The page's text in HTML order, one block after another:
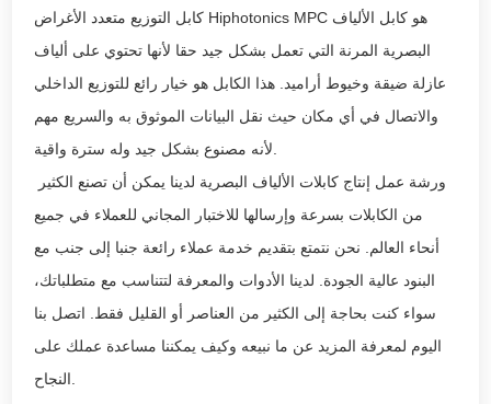
كابل التوزيع متعدد الأغراض Hiphotonics MPC هو كابل الألياف
البصرية المرنة التي تعمل بشكل جيد حقا لأنها تحتوي على ألياف
عازلة ضيقة وخيوط أراميد. هذا الكابل هو خيار رائع للتوزيع الداخلي
والاتصال في أي مكان حيث نقل البيانات الموثوق به والسريع مهم
ورشة عمل إنتاج كابلات الألياف البصرية لدينا يمكن أن تصنع الكثير
من الكابلات بسرعة وإرسالها للاختبار المجاني للعملاء في جميع
أنحاء العالم. نحن نتمتع بتقديم خدمة عملاء رائعة جنبا إلى جنب مع
البنود عالية الجودة. لدينا الأدوات والمعرفة لتتناسب مع متطلباتك،
سواء كنت بحاجة إلى الكثير من العناصر أو القليل فقط. اتصل بنا
اليوم لمعرفة المزيد عن ما نبيعه وكيف يمكننا مساعدة عملك على